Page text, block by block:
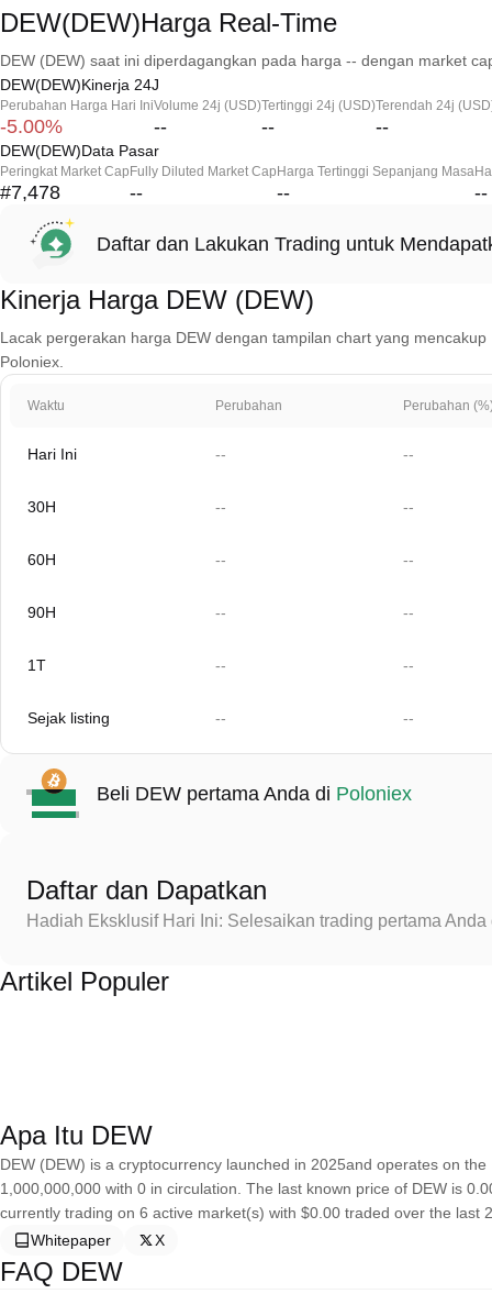
DEW(DEW)Harga Real-Time
DEW (DEW) saat ini diperdagangkan pada harga -- dengan market
DEW(DEW)Kinerja 24J
Perubahan Harga Hari Ini
-5.00%
Volume 24j (USD)
--
Tertinggi 24j (USD)
--
Terendah 24j
--
DEW(DEW)Data Pasar
Peringkat Market Cap
#7,478
Fully Diluted Market Cap
--
Harga Tertinggi Sepanjang Masa
-- --
Daftar dan Lakukan Trading untuk
Kinerja Harga DEW (DEW)
Lacak pergerakan harga DEW dengan tampilan chart yang
Poloniex.
Waktu Perubahan Perubahan
Hari Ini -- --
30H -- --
60H -- --
90H -- --
1T -- --
Sejak listing -- --
Beli DEW pertama Anda di Poloniex
Daftar dan Dapatkan
Hadiah Eksklusif Hari Ini: Selesaikan trading pertama
Artikel Populer
Apa Itu DEW
DEW (DEW) is a cryptocurrency launched in 2025and operates on
1,000,000,000 with 0 in circulation. The last known price of DEW is
currently trading on 6 active market(s) with $0.00 traded over the
Whitepaper
X
FAQ DEW